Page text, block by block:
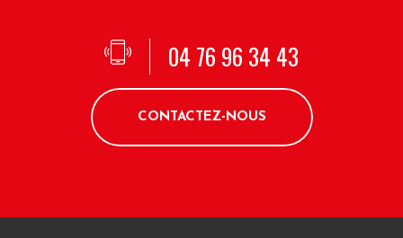
04 76 96 34 43
CONTACTEZ-NOUS